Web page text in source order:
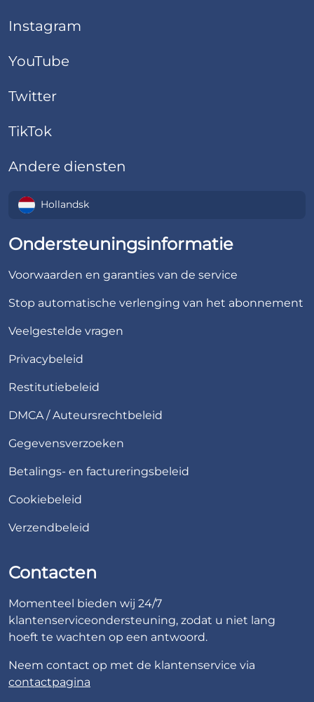
Instagram
YouTube
Twitter
TikTok
Andere diensten
Hollandsk
Ondersteuningsinformatie
Voorwaarden en garanties van de service
Stop automatische verlenging van het abonnement
Veelgestelde vragen
Privacybeleid
Restitutiebeleid
DMCA / Auteursrechtbeleid
Gegevensverzoeken
Betalings- en factureringsbeleid
Cookiebeleid
Verzendbeleid
Contacten
Momenteel bieden wij 24/7
klantenserviceondersteuning, zodat u niet lang
hoeft te wachten op een antwoord.
Neem contact op met de klantenservice via
contactpagina